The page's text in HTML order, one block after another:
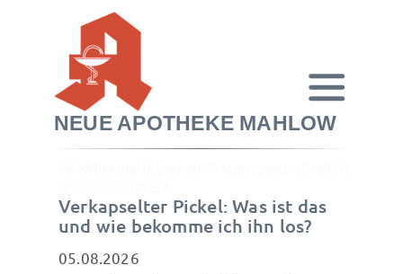
NEUE APOTHEKE MAHLOW
Verkapselter Pickel: Was ist das
und wie bekomme ich ihn los?
05.08.2026